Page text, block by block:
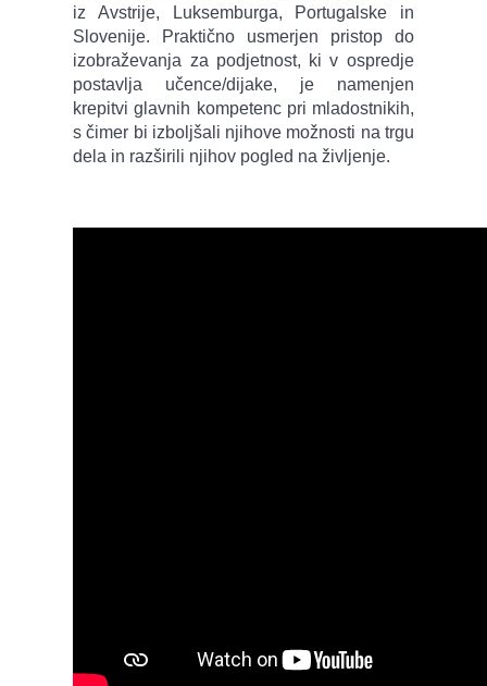
iz Avstrije, Luksemburga, Portugalske in
Slovenije. Praktično usmerjen pristop do
izobraževanja za podjetnost, ki v ospredje
postavlja učence/dijake, je namenjen
krepitvi glavnih kompetenc pri mladostnikih,
s čimer bi izboljšali njihove možnosti na trgu
dela in razširili njihov pogled na življenje.